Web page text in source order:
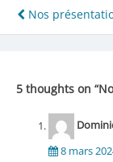
de
Nos
5 thoughts on “
8 mars